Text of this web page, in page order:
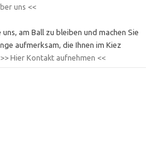
uns <<
uns, am Ball zu bleiben und machen Sie
aufmerksam, die Ihnen im Kiez
>> Hier Kontakt aufnehmen <<